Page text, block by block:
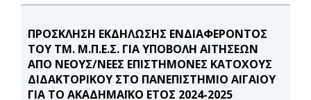
ΠΡΟΣΚΛΗΣΗ ΕΚΔΗΛΩΣΗΣ ΕΝΔΙΑΦΕΡΟΝΤΟΣ
ΤΟΥ ΤΜ. Μ.Π.Ε.Σ. ΓΙΑ ΥΠΟΒΟΛΗ ΑΙΤΗΣΕΩΝ
ΑΠΟ ΝΕΟΥΣ/ΝΕΕΣ ΕΠΙΣΤΗΜΟΝΕΣ ΚΑΤΟΧΟΥΣ
ΔΙΔΑΚΤΟΡΙΚΟΥ ΣΤΟ ΠΑΝΕΠΙΣΤΗΜΙΟ ΑΙΓΑΙΟΥ
ΓΙΑ ΤΟ ΑΚΑΔΗΜΑΪΚΟ ΕΤΟΣ 2024-2025